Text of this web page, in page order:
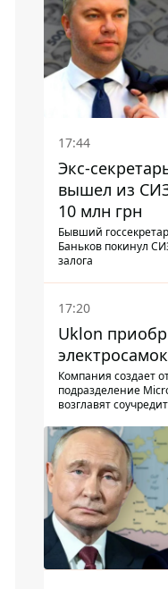
17:44
Экс-
вышел из
10 млн грн
Бывший
Баньков покинул
залога
17:20
Uklon
Компания создает
подразделение
возглавят